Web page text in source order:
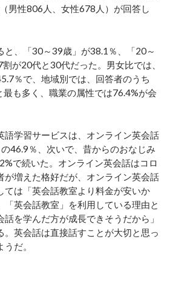
男性806人、女性678人）が回答し
、「30～39歳」が38.1％、「20～
が20代と30代だった。男女比では、
％で、地域別では、回答者のうち
も多く、職業の属性では76.4%が会
学習サービスは、オンライン英会話
46.9％、次いで、昔からのおなじみ
で続いた。オンライン英会話はコロ
が増えた格好だが、オンライン英会話
ては「英会話教室より料金が安いか
「英会話教室」を利用している理由と
を学んだ方が成長できそうだから」
。英会話は直接話すことが大切と思っ
だ。